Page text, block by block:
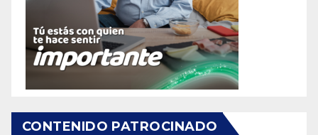
CONTENIDO PATROCINADO